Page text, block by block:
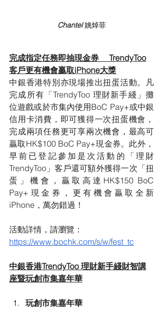
Chantel 姚焯菲
完成指定任務即抽現金券     TrendyToo
客戶更有機會贏取iPhone大獎
中銀香港特別亦現場推出扭蛋活動。凡
完成所有「TrendyToo 理財新手綫」攤
位遊戲或於市集內使用BoC Pay+或中銀
信用卡消費，即可獲得一次扭蛋機會，
完成兩項任務更可享兩次機會，最高可
贏取HK$100 BoC Pay+現金券。此外，
早前已登記參加是次活動的「理財
TrendyToo」客戶還可額外獲得一次「扭
蛋」機會，贏取高達HK$150 BoC
Pay+現金券，更有機會贏取全新
iPhone，萬勿錯過！
活動詳情，請瀏覽：
https://www.bochk.com/s/w/fest_tc
中銀香港TrendyToo 理財新手綫財智講
座暨玩創市集嘉年華
玩創市集嘉年華